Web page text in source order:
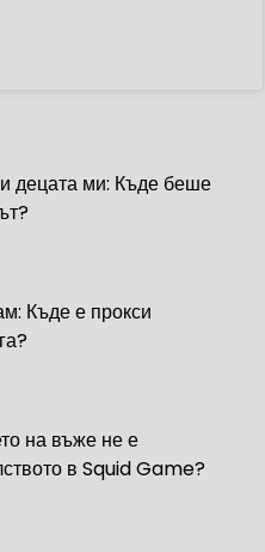
децата ми: Къде беше
Къде е прокси
на въже не е
в Squid Game?